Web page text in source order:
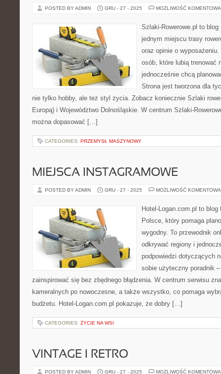
POSTED BY ADMIN GRU - 27 - 2025 MOŻLIWOŚĆ
Szlaki-Rowerowe.pl to blog
jednym miejscu trasy
oraz opinie o
osób, które lubią trenować
jednocześnie chcą
Strona jest tworzona dla
nie tylko hobby, ale też styl życia. Zobacz koniecznie Szlaki
Europą) i Województwo Dolnośląskie. W centrum Szlaki-
można dopasować […]
CATEGORIES: PRZEMYSŁ MASZYNOWY
MIEJSCA INSTAGRAMOWE
POSTED BY ADMIN GRU - 27 - 2025 MOŻLIWOŚĆ
Hotel-Logan.com.pl to
Polsce, który pomaga
wygodny. To przewodnik
odkrywać regiony i
podpowiedzi dotyczących
sobie użyteczny poradnik
zainspirować się bez zbędnego błądzenia. W centrum serwisu
kameralnych po nowoczesne, a także wszystko, co pomaga
budżetu. Hotel-Logan.com.pl pokazuje, że dobry […]
CATEGORIES: ŻYCIE NA WSI
VINTAGE I RETRO
POSTED BY ADMIN GRU - 27 - 2025 MOŻLIWOŚĆ